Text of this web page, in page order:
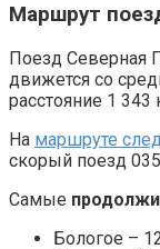
Маршрут
Поезд Северная
движется со
расстояние 1 343
На маршруте
скорый поезд
Самые
Бологое –